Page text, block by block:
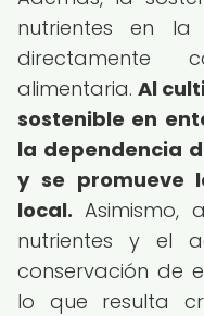
nutrientes en la
directamente
alimentaria. Al
sostenible en
la dependencia
y se promueve
local. Asimismo,
nutrientes y el
conservación de
lo que resulta